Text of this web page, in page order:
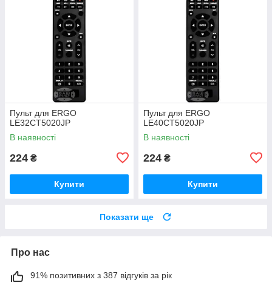
Пульт для ERGO
LE32CT5020JP
В наявності
224 ₴
Купити
Пульт для ERGO
LE40CT5020JP
В наявності
224 ₴
Купити
Показати ще
Про нас
91% позитивних з 387 відгуків за рік